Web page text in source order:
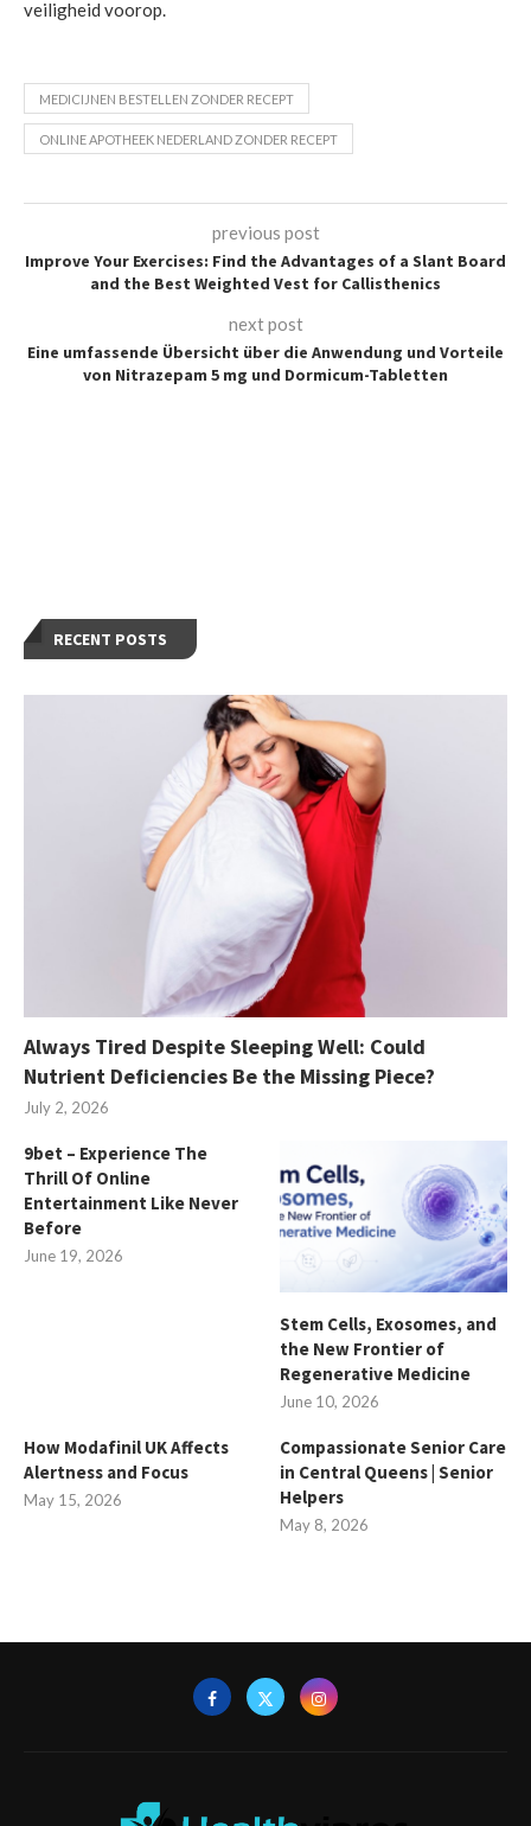
veiligheid voorop.
MEDICIJNEN BESTELLEN ZONDER RECEPT
ONLINE APOTHEEK NEDERLAND ZONDER RECEPT
previous post
Improve Your Exercises: Find the Advantages of a Slant Board
and the Best Weighted Vest for Callisthenics
next post
Eine umfassende Übersicht über die Anwendung und Vorteile
von Nitrazepam 5 mg und Dormicum-Tabletten
RECENT POSTS
Always Tired Despite Sleeping Well: Could
Nutrient Deficiencies Be the Missing Piece?
July 2, 2026
9bet – Experience The
Thrill Of Online
Entertainment Like Never
Before
June 19, 2026
Stem Cells, Exosomes, and
the New Frontier of
Regenerative Medicine
June 10, 2026
How Modafinil UK Affects
Alertness and Focus
May 15, 2026
Compassionate Senior Care
in Central Queens | Senior
Helpers
May 8, 2026